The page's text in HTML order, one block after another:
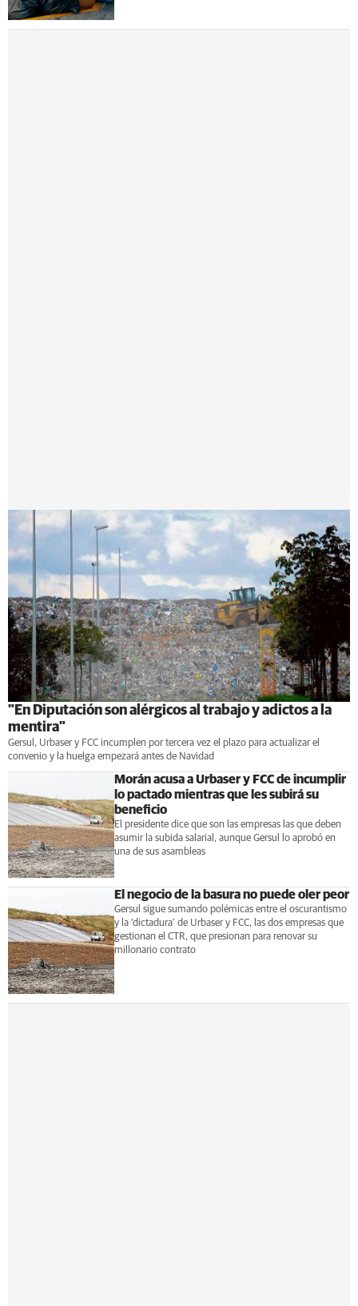
"En Diputación son alérgicos al trabajo y adictos a la
mentira"
Gersul, Urbaser y FCC incumplen por tercera vez el plazo para actualizar el
convenio y la huelga empezará antes de Navidad
Morán acusa a Urbaser y FCC de incumplir
lo pactado mientras que les subirá su
beneficio
El presidente dice que son las empresas las que deben
asumir la subida salarial, aunque Gersul lo aprobó en
una de sus asambleas
El negocio de la basura no puede oler peor
Gersul sigue sumando polémicas entre el oscurantismo
y la ‘dictadura’ de Urbaser y FCC, las dos empresas que
gestionan el CTR, que presionan para renovar su
millonario contrato